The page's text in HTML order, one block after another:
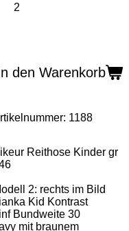
den Warenkorb
1188
Reithose Kinder gr
2: rechts im Bild
Kid Kontrast
Bundweite 30
mit braunem